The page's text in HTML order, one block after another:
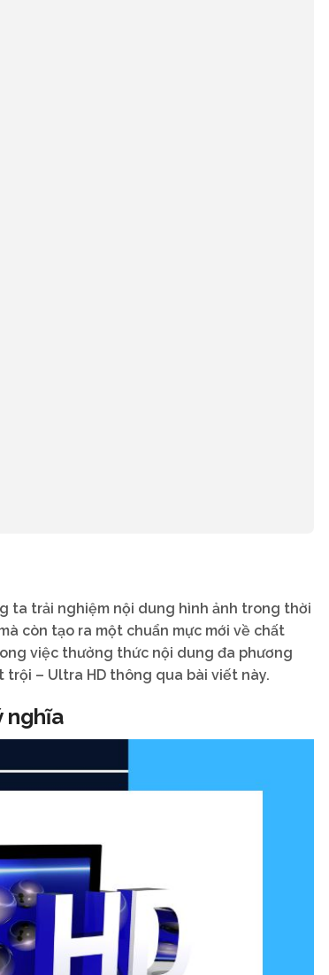
ta trải nghiệm nội dung hình ảnh trong thời
còn tạo ra một chuẩn mực mới về chất
việc thưởng thức nội dung đa phương
– Ultra HD thông qua bài viết này.
nghĩa